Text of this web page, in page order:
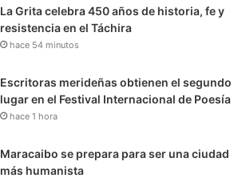
La Grita celebra 450 años de historia, fe y
resistencia en el Táchira
hace 54 minutos
Escritoras merideñas obtienen el segundo
lugar en el Festival Internacional de Poesía
hace 1 hora
Maracaibo se prepara para ser una ciudad
más humanista